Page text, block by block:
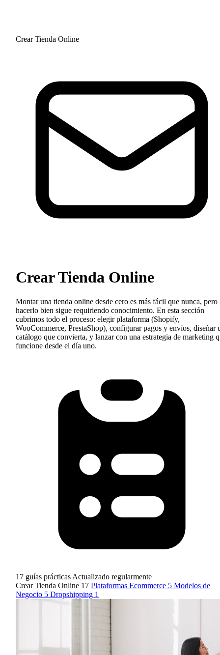
Crear Tienda Online
Crear Tienda Online
Montar una tienda online desde cero es más fácil que nunca, pero
hacerlo bien sigue requiriendo conocimiento. En esta sección
cubrimos todo el proceso: elegir plataforma (Shopify,
WooCommerce, PrestaShop), configurar pagos y envíos, diseñar
catálogo que convierta, y lanzar con una estrategia de marketing
funcione desde el día uno.
17 guías prácticas Actualizado regularmente
Crear Tienda Online 17 Plataformas Ecommerce 5 Modelos de
Negocio 5 Dropshipping 1